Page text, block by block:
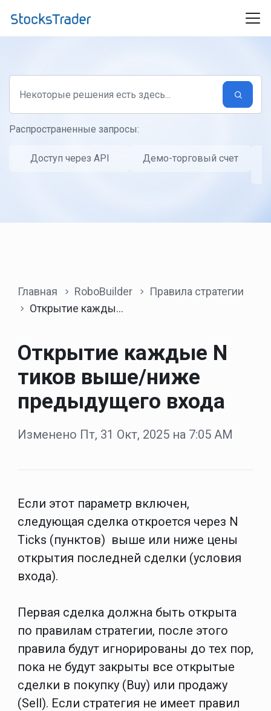
Распространенные запросы:
Доступ через API
Демо-торговый счет
Главная RoboBuilder
Правила стратегии
Открытие каждые N тиков выше/ниже предыдущего входа
Открытие каждые N
тиков выше/ниже
предыдущего входа
Изменено Пт, 31 Окт, 2025 на 7:05 AM
Если этот параметр включен,
следующая сделка откроется через N
Ticks (пунктов) выше или ниже цены
открытия последней сделки (условия
входа).
Первая сделка должна быть открыта
по правилам стратегии, после этого
правила будут игнорированы до тех пор,
пока не будут закрыты все открытые
сделки в покупку (Buy) или продажу
(Sell). Если стратегия не имеет правил